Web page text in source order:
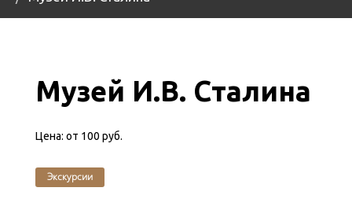
Музей И.В. Сталина
Цена: от 100 руб.
Экскурсии